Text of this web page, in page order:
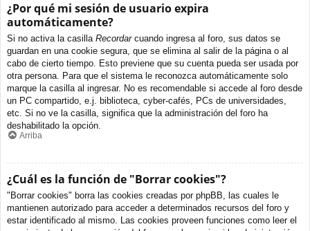
¿Por qué mi sesión de usuario expira
automáticamente?
Si no activa la casilla Recordarcuando ingresa al foro, sus datos se
guardan en una cookie segura, que se elimina al salir de la página o al
cabo de cierto tiempo. Esto previene que su cuenta pueda ser usada por
otra persona. Para que el sistema le reconozca automáticamente solo
marque la casilla al ingresar. No es recomendable si accede al foro desde
un PC compartido, e.j. biblioteca, cyber-cafés, PCs de universidades,
etc. Si no ve la casilla, significa que la administración del foro ha
deshabilitado la opción.
Arriba
¿Cuál es la función de "Borrar cookies"?
"Borrar cookies" borra las cookies creadas por phpBB, las cuales le
mantienen autorizado para acceder a determinados recursos del foro y
estar identificado al mismo. Las cookies proveen funciones como leer el